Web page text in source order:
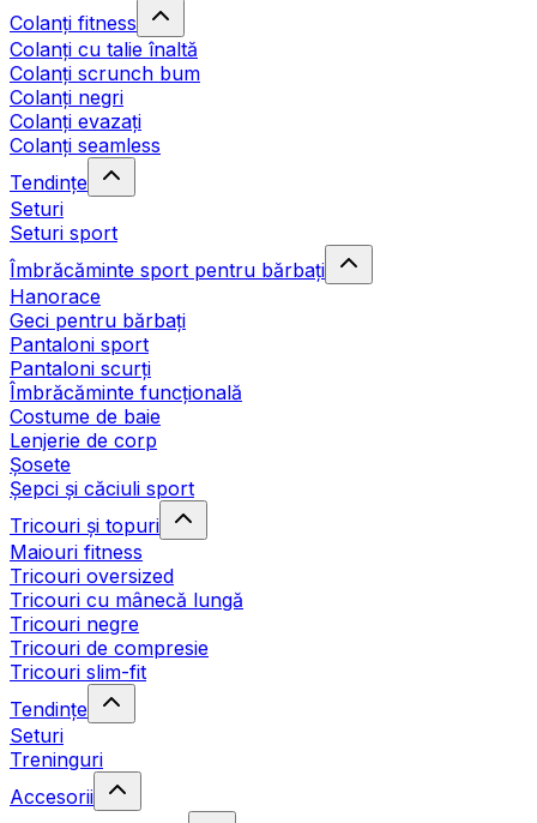
Colanți fitness
Colanți cu talie înaltă
Colanți scrunch bum
Colanți negri
Colanți evazați
Colanți seamless
Tendințe
Seturi
Seturi sport
Îmbrăcăminte sport pentru bărbați
Hanorace
Geci pentru bărbați
Pantaloni sport
Pantaloni scurți
Îmbrăcăminte funcțională
Costume de baie
Lenjerie de corp
Șosete
Șepci și căciuli sport
Tricouri și topuri
Maiouri fitness
Tricouri oversized
Tricouri cu mânecă lungă
Tricouri negre
Tricouri de compresie
Tricouri slim-fit
Tendințe
Seturi
Treninguri
Accesorii